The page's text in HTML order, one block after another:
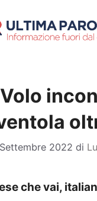
2022 di
che vai,